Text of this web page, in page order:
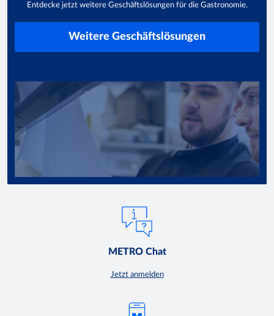
Entdecke jetzt weitere Geschäftslösungen für die Gastronomie.
Weitere Geschäftslösungen
METRO Chat
Jetzt anmelden